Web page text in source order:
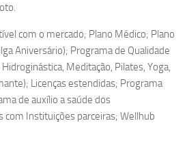
com o mercado; Plano Médico; Plano
Aniversário); Programa de Qualidade
Meditação, Pilates, Yoga,
Licenças estendidas; Programa
de auxílio a saúde dos
com Instituições parceiras; Wellhub